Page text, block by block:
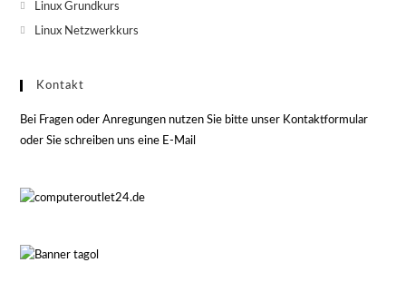
Linux Grundkurs
Linux Netzwerkkurs
Kontakt
Bei Fragen oder Anregungen nutzen Sie bitte unser Kontaktformular
oder Sie schreiben uns eine E-Mail